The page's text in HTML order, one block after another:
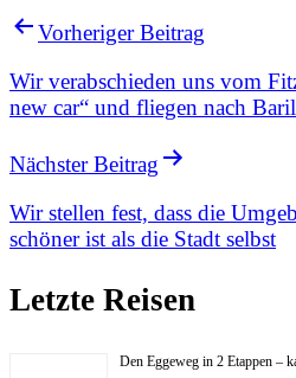
Vorheriger Beitrag
Wir verabschieden uns vom
new car“ und fliegen nach
Nächster Beitrag
Wir stellen fest, dass die
schöner ist als die Stadt selbst
Letzte Reisen
Den Eggeweg in 2 Etappen –